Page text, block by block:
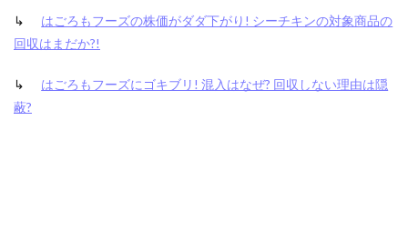
↳
はごろもフーズの株価がダダ下がり! シーチキンの対象商品の
回収はまだか?!
↳
はごろもフーズにゴキブリ! 混入はなぜ? 回収しない理由は隠
蔽?